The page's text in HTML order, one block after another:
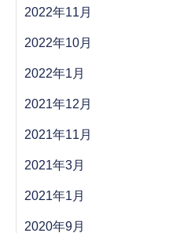
2022年11月
2022年10月
2022年1月
2021年12月
2021年11月
2021年3月
2021年1月
2020年9月